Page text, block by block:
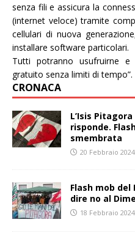
senza fili e assicura la
(internet veloce) tramite
cellulari di nuova
installare software particolari.
Tutti potranno usufruirne
gratuito senza limiti di tempo”.
CRONACA
L’Isis
risponde.
smembrata
20 Febbraio 2024
Flash mob
dire no al
18 Febbraio 2024